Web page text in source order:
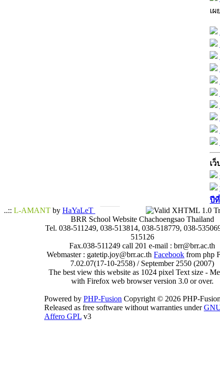
เ
เว็
ปี
..:: L-AMANT by HaYaLeT
BRR School Website Chachoengsao Thailand
Tel. 038-511249, 038-513814, 038-518779, 038-
515126
Fax.038-511249 call 201 e-mail : brr@brr.ac.th
Webmaster : gatetip.joy@brr.ac.thFacebook from php
7.02.07(17-10-2558) / September 2550 (2007)
The best view this website as 1024 pixel Text size -
with Firefox web browser version 3.0 or over.
Powered by PHP-Fusion Copyright © 2026 PHP-
Released as free software without warranties under
Affero GPL v3